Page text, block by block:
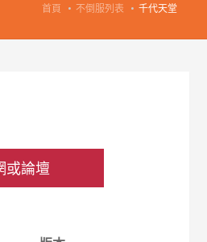
首頁 不倒服列表 千代天堂
或論壇